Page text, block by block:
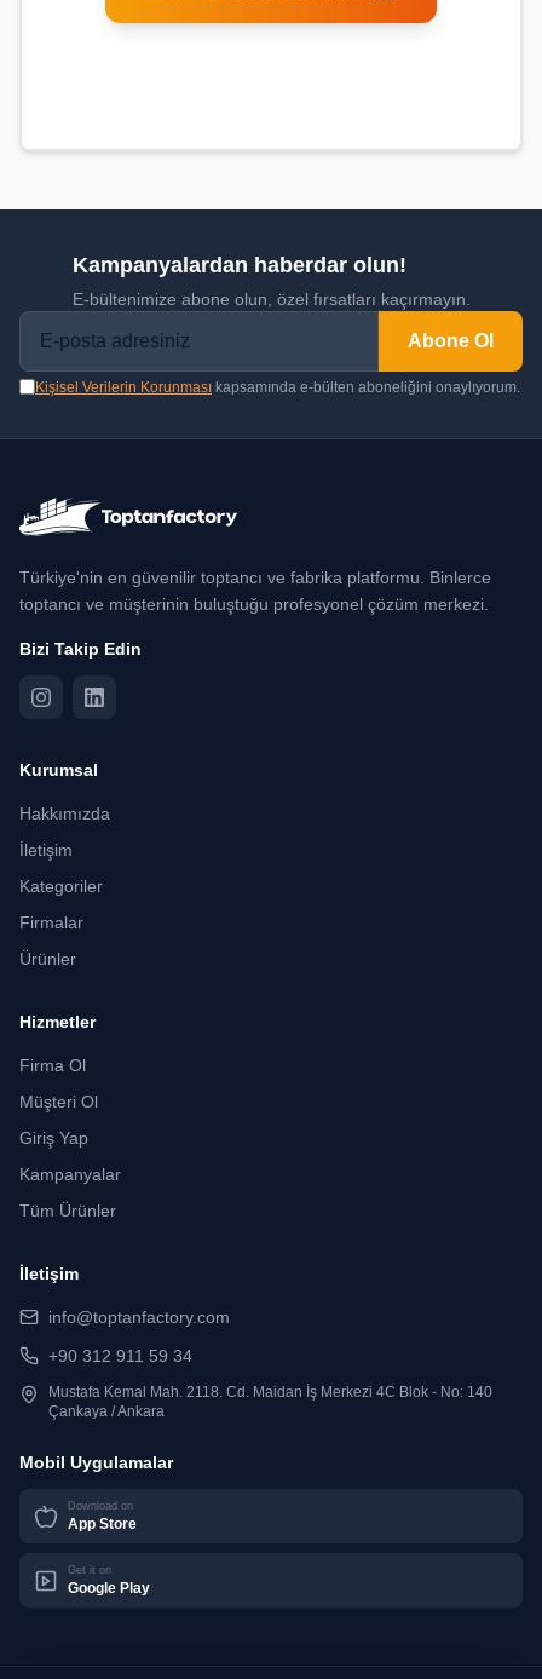
Kampanyalardan haberdar olun!
E-bültenimize abone olun, özel fırsatları kaçırmayın.
Abone Ol
Kişisel Verilerin Korunması kapsamında e-bülten aboneliğini onaylıyorum.
Türkiye'nin en güvenilir toptancı ve fabrika platformu. Binlerce
toptancı ve müşterinin buluştuğu profesyonel çözüm merkezi.
Bizi Takip Edin
Kurumsal
Hakkımızda
İletişim
Kategoriler
Firmalar
Ürünler
Hizmetler
Firma Ol
Müşteri Ol
Giriş Yap
Kampanyalar
Tüm Ürünler
İletişim
info@toptanfactory.com
+90 312 911 59 34
Mustafa Kemal Mah. 2118. Cd. Maidan İş Merkezi 4C Blok - No: 140
Çankaya / Ankara
Mobil Uygulamalar
Download on
App Store
Get it on
Google Play